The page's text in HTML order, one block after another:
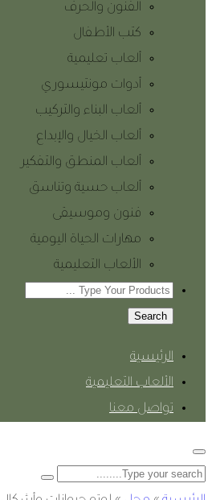
الفنون والحرف
كتب الأطفال
ألعاب تعليمية
أدوات مونتيسوري
ألعاب البناء والتركيب
ألعاب الخيال والإبداع
ألعاب المنطق والتفكير
ألعاب حسية وتناسق
فنون وموسيقى
مهارات الحياة اليومية
الألعاب التعليمية
Search
الرئيسية
الألعاب التعليمية
تواصل معنا